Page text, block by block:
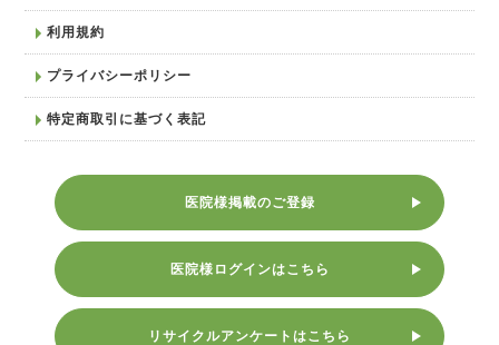
利用規約
プライバシーポリシー
特定商取引に基づく表記
医院様掲載のご登録
医院様ログインはこちら
リサイクルアンケートはこちら